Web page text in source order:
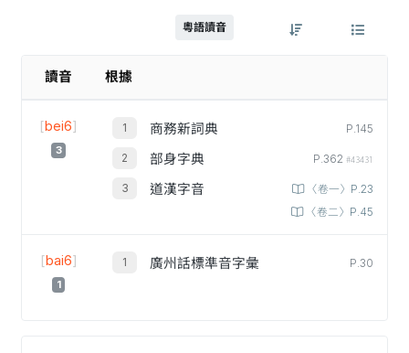
粵語讀音
讀音 根據
[bei6]
3
商務新詞典 P.145
部身字典 P.362 #43431
道漢字音
〈卷一〉P.23
〈卷二〉P.45
[bai6]
1
廣州話標準音字彙 P.30